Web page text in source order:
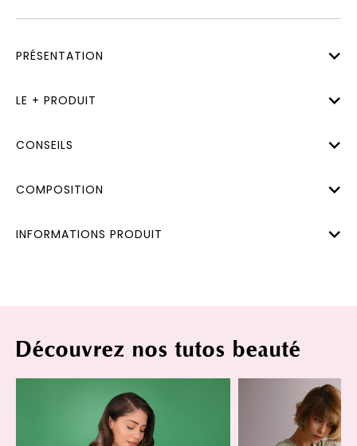
PRÉSENTATION
LE + PRODUIT
CONSEILS
COMPOSITION
INFORMATIONS PRODUIT
Découvrez nos tutos beauté